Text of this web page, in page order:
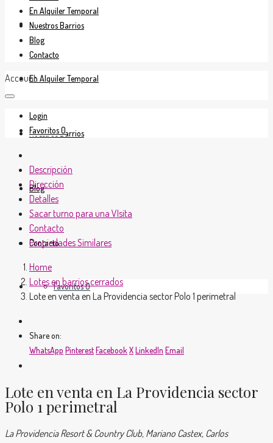
En Venta
En Alquiler Temporal
Nuestros Barrios
Blog
Contacto
Favoritos0
En Alquiler Temporal
Nuestros Barrios
Blog
Contacto
Account
Login
Favoritos0
Descripción
Dirección
Detalles
Sacar turno para una VIsita
Contacto
Propiedades Similares
Home
Lotes en barrios cerrados
Lote en venta en La Providencia sector Polo 1 perimetral
Share on:
WhatsApp PinterestFacebook XLinkedIn Email
Lote en venta en La Providencia sector
Polo 1 perimetral
La Providencia Resort & Country Club, Mariano Castex, Carlos